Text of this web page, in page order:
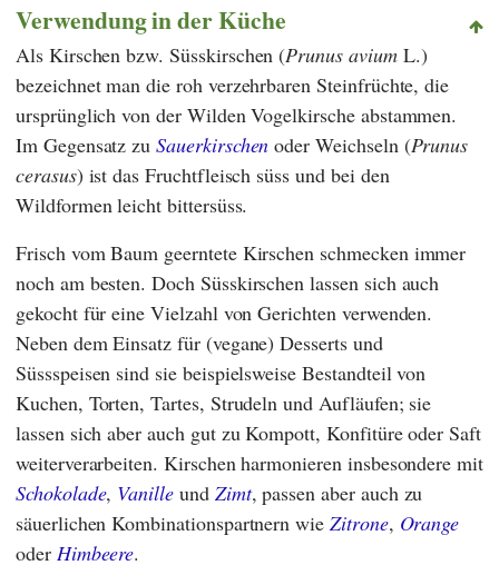
Verwendung in der Küche
Als Kirschen bzw. Süsskirschen (Prunus avium L.)
bezeichnet man die roh verzehrbaren Steinfrüchte, die
ursprünglich von der Wilden Vogelkirsche abstammen.
Im Gegensatz zuSauerkirschen oder Weichseln (Prunus
cerasus) ist das Fruchtfleisch süss und bei den
Wildformen leicht bittersüss.
Frisch vom Baum geerntete Kirschen schmecken immer
noch am besten. Doch Süsskirschen lassen sich auch
gekocht für eine Vielzahl von Gerichten verwenden.
Neben dem Einsatz für (vegane) Desserts und
Süssspeisen sind sie beispielsweise Bestandteil von
Kuchen, Torten, Tartes, Strudeln und Aufläufen; sie
lassen sich aber auch gut zu Kompott, Konfitüre oder Saft
weiterverarbeiten. Kirschen harmonieren insbesondere mit
Schokolade, Vanille und Zimt, passen aber auch zu
säuerlichen Kombinationspartnern wieZitrone, Orange
oder Himbeere.